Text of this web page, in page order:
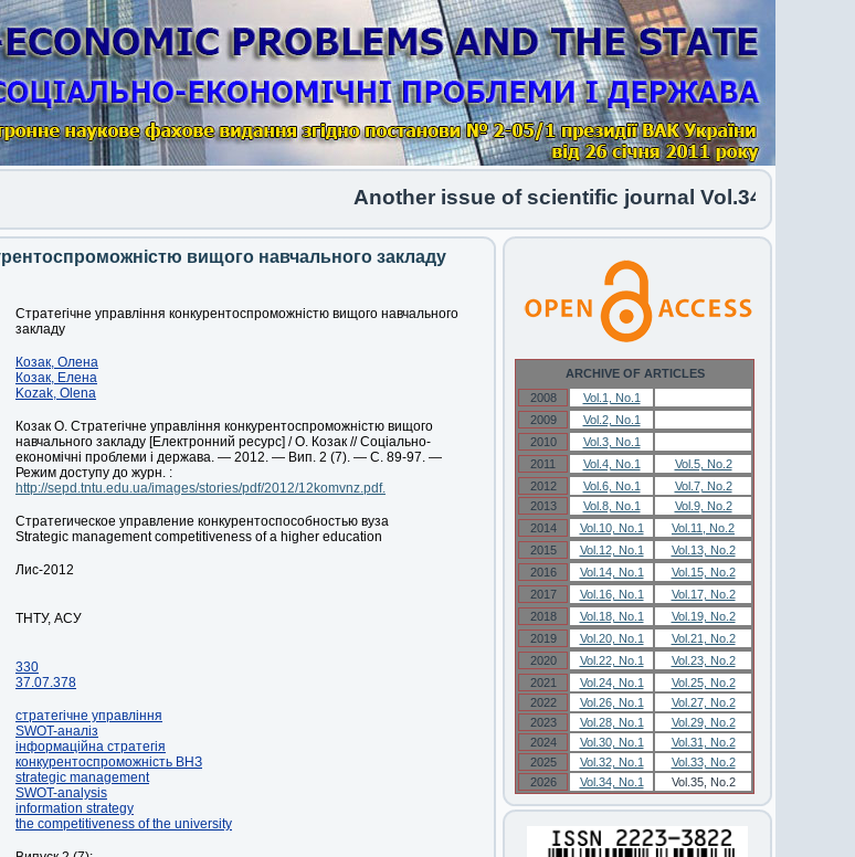
Another issue of scientific journal Vol.34 No.1 2026
вищого навчального закладу
Стратегічне управління конкурентоспроможністю вищого навчального
закладу
Козак, Олена
Козак, Елена
Kozak, Оlena
Козак О. Стратегічне управління конкурентоспроможністю вищого
навчального закладу [Електронний ресурс] / О. Козак // Соціально-
економічні проблеми і держава. — 2012. — Вип. 2 (7). — С. 89-97. —
Режим доступу до журн. :
http://sepd.tntu.edu.ua/images/stories/pdf/2012/12komvnz.pdf.
Стратегическое управление конкурентоспособностью вуза
Strategic management competitiveness of a higher education
Лис-2012
ТНТУ, АСУ
330
37.07.378
стратегічне управління
SWOT-аналіз
інформаційна стратегія
конкурентоспроможність ВНЗ
strategic management
SWOT-analysis
information strategy
the competitiveness of the university
ARCHIVE OF ARTICLES
2008
Vol.1, No.1
2009
Vol.2, No.1
2010
Vol.3, No.1
2011
Vol.4, No.1
Vol.5, No.2
2012
Vol.6, No.1
Vol.7, No.2
2013
Vol.8, No.1
Vol.9, No.2
2014
Vol.10, No.1
Vol.11, No.2
2015
Vol.12, No.1
Vol.13, No.2
2016
Vol.14, No.1
Vol.15, No.2
2017
Vol.16, No.1
Vol.17, No.2
2018
Vol.18, No.1
Vol.19, No.2
2019
Vol.20, No.1
Vol.21, No.2
2020
Vol.22, No.1
Vol.23, No.2
2021
Vol.24, No.1
Vol.25, No.2
2022
Vol.26, No.1
Vol.27, No.2
2023
Vol.28, No.1
Vol.29, No.2
2024
Vol.30, No.1
Vol.31, No.2
2025
Vol.32, No.1
Vol.33, No.2
2026
Vol.34, No.1 Vol.35, No.2